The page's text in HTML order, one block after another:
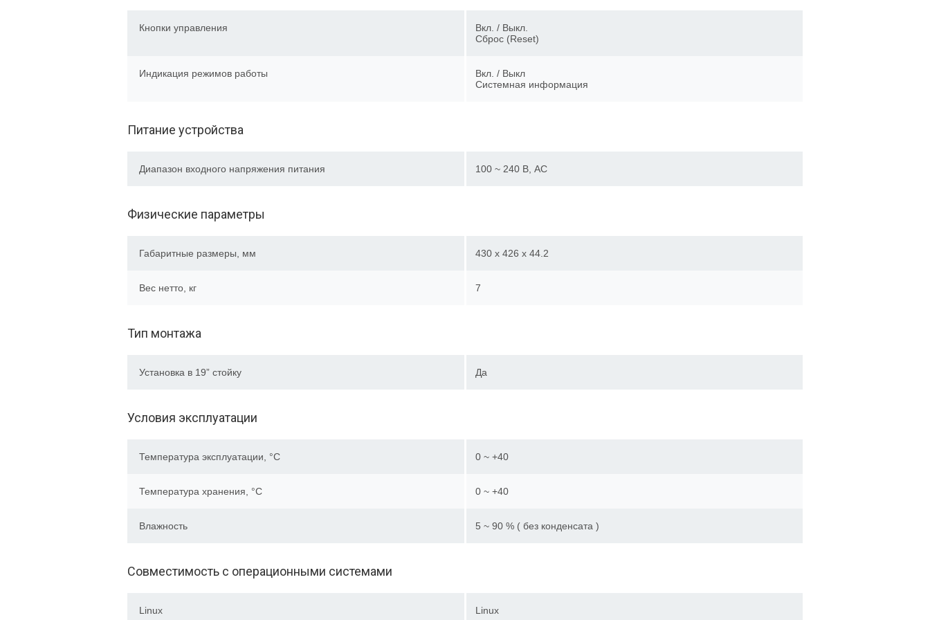
Кнопки управления
Вкл. / Выкл.
Сброс (Reset)
Индикация режимов работы
Вкл. / Выкл
Системная информация
Питание устройства
Диапазон входного напряжения питания 100 ~ 240 В, AC
Физические параметры
Габаритные размеры, мм 430 x 426 x 44.2
Вес нетто, кг 7
Тип монтажа
Установка в 19” стойку Да
Условия эксплуатации
Температура эксплуатации, °C 0 ~ +40
Температура хранения, °C 0 ~ +40
Влажность 5 ~ 90 % ( без конденсата )
Совместимость с операционными системами
Linux Linux